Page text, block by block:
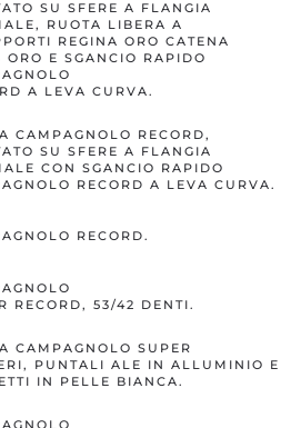
SU SFERE A FLANGIA
RUOTA LIBERA A
REGINA ORO CATENA
ORO E SGANCIO RAPIDO
A LEVA CURVA.
CAMPAGNOLO RECORD,
SU SFERE A FLANGIA
CON SGANCIO RAPIDO
RECORD A LEVA CURVA.
RECORD.
RECORD, 53/42 DENTI.
CAMPAGNOLO SUPER
PUNTALI ALE IN ALLUMINIO E
IN PELLE BIANCA.